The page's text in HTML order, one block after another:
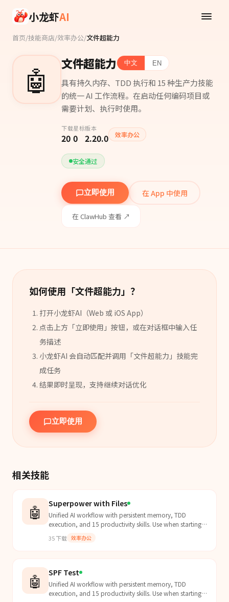
小龙虾AI
首页/技能商店/效率办公/文件超能力
🤖 文件超能力 中文 EN
具有持久内存、TDD 执行和 15 种生产力技能
的统一 AI 工作流程。在启动任何编码项目或
需要计划、执行时使用。
下载
20
星标
0
版本
2.20.0 效率办公
安全通过
立即使用 在 App 中使用
在 ClawHub 查看 ↗
如何使用「文件超能力」？
打开小龙虾AI（Web 或 iOS App）
点击上方「立即使用」按钮，或在对话框中输入任
务描述
小龙虾AI 会自动匹配并调用「文件超能力 」 技能完
成任务
结果即时呈现，支持继续对话优化
立即使用
相关技能
🤖 Superpower with Files
Unified AI workflow with persistent memory, TDD
execution, and 15 productivity skills. Use when starting
35下载 效率办公
🤖 SPF Test
Unified AI workflow with persistent memory, TDD
execution, and 15 productivity skills. Use when starting